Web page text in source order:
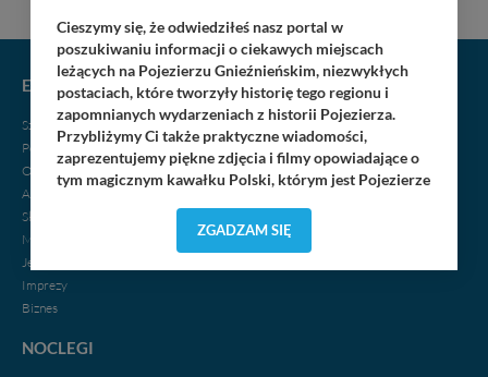
EKSPRESOWO S5
Szlak Piastowski
Powstanie Wielkopolskie
Oblicza wojny
Architektura
Skarby i tajemnice
Miejscowości
Jeziora
Imprezy
Biznes
NOCLEGI
Cieszymy się, że odwiedziłeś nasz portal w
poszukiwaniu informacji o ciekawych miejscach
leżących na Pojezierzu Gnieźnieńskim, niezwykłych
postaciach, które tworzyły historię tego regionu i
zapomnianych wydarzeniach z historii Pojezierza.
Przybliżymy Ci także praktyczne wiadomości,
zaprezentujemy piękne zdjęcia i filmy opowiadające o
tym magicznym kawałku Polski, którym jest Pojezierze
Pojezierze Gnieźnieńskie odkrywać dla Ciebie na
składający się z pasjonatów, miłośników, czy wręcz
osób zakochanych w naszej
dnia wędruje po Pojezierzu Gnieźnieńskim, by rozwijać
nowych treści i zdjęć.
ZGADZAM SIĘ